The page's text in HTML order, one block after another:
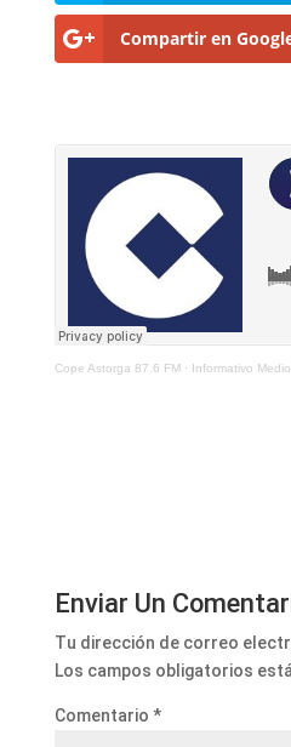
Compartir en
Cope Astorga 87.6 FM· Informativo Mediodía
Enviar Un
Tu dirección de correo
Los campos obligatorios
Comentario *